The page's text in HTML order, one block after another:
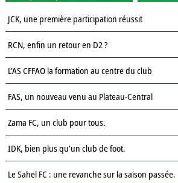
JCK, une première participation réussit
RCN, enfin un retour en D2 ?
L’AS CFFAO la formation au centre du club
FAS, un nouveau venu au Plateau-Central
Zama FC, un club pour tous.
IDK, bien plus qu’un club de foot.
Le Sahel FC : une revanche sur la saison passée.